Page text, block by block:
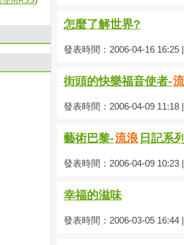
怎麼了解世界?
發表時間：2006-04-16 16:25
街頭的快樂福音使者-
發表時間：2006-04-09 11:18
藝術巴黎-流浪 日記系
發表時間：2006-04-09 10:23
幸福的滋味
發表時間：2006-03-05 16:44